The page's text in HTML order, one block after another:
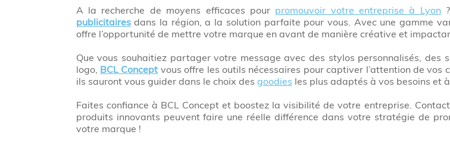
A la recherche de moyens efficaces pour promouvoir votre entreprise à Lyon?
publicitairesdans la région, a la solution parfaite pour vous. Avec une gamme
offre l’opportunité de mettre votre marque en avant de manière créative et
Que vous souhaitiez partager votre message avec des stylos personnalisés, des
logo, BCL Concept vous offre les outils nécessaires pour captiver l’attention de
ils sauront vous guider dans le choix des goodies les plus adaptés à vos besoins et
Faites confiance à BCL Concept et boostez la visibilité de votre entreprise.
produits innovants peuvent faire une réelle différence dans votre stratégie de
votre marque !